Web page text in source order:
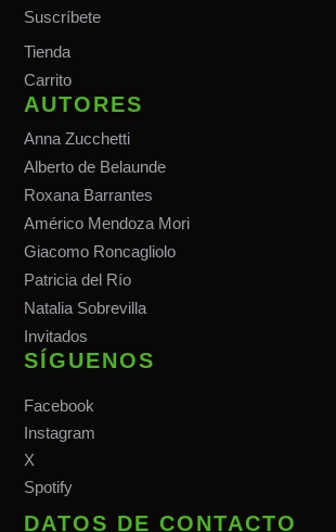
Suscríbete
Tienda
Carrito
AUTORES
Anna Zucchetti
Alberto de Belaunde
Roxana Barrantes
Américo Mendoza Mori
Giacomo Roncagliolo
Patricia del Río
Natalia Sobrevilla
Invitados
SÍGUENOS
Facebook
Instagram
X
Spotify
DATOS DE CONTACTO